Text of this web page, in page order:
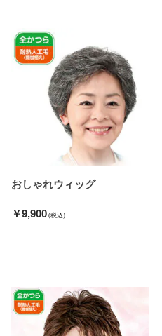
おしゃれウィッグ
￥9,900 (税込)